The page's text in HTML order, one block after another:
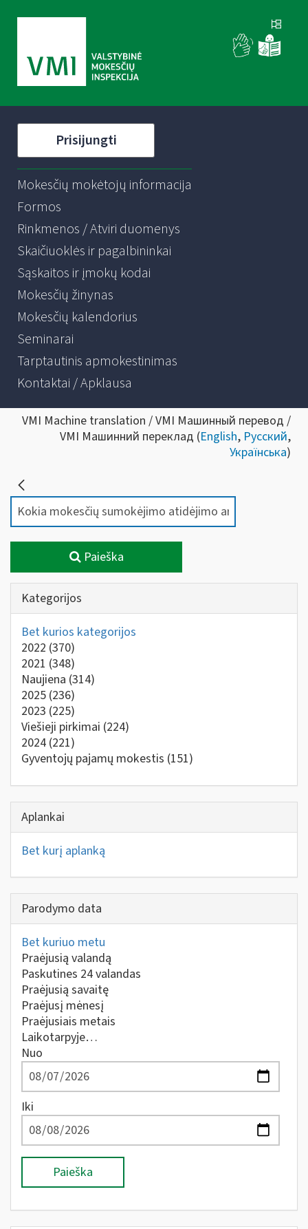
Prisijungti
Mokesčių mokėtojų informacija
Formos
Rinkmenos / Atviri duomenys
Skaičiuoklės ir pagalbininkai
Sąskaitos ir įmokų kodai
Mokesčių žinynas
Mokesčių kalendorius
Seminarai
Tarptautinis apmokestinimas
Kontaktai / Apklausa
VMI Machine translation / VMI Машинный перевод /
VMI Машинний переклад (English, Русский,
Українська)
Paieška
Kategorijos
Bet kurios kategorijos
2022 (370)
2021 (348)
Naujiena (314)
2025 (236)
2023 (225)
Viešieji pirkimai (224)
2024 (221)
Gyventojų pajamų mokestis (151)
Aplankai
Bet kurį aplanką
Parodymo data
Bet kuriuo metu
Praėjusią valandą
Paskutines 24 valandas
Praėjusią savaitę
Praėjusį mėnesį
Praėjusiais metais
Laikotarpyje…
Nuo
Iki
Paieška